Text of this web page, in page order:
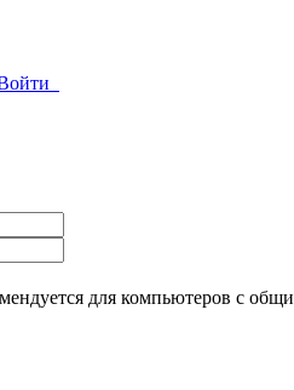
для компьютеров с